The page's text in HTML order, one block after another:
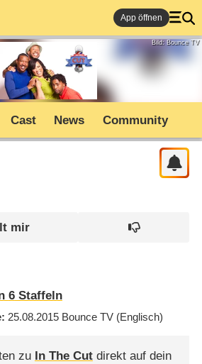
App öffnen
Bild: Bounce TV
Cast News Community
6Staffeln
25.08.2015 Bounce TV (Englisch)
zu In The Cutdirekt auf dein